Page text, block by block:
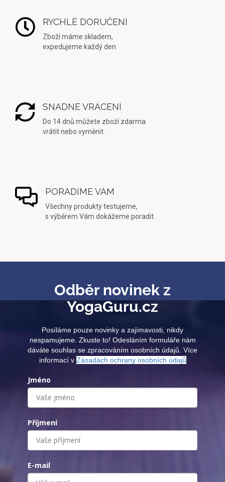
RYCHLÉ DORUČENÍ
Zboží máme skladem,
expedujeme každý den
SNADNÉ VRÁCENÍ
Do 14 dnů můžete zboží zdarma
vrátit nebo vyměnit.
PORADÍME VÁM
Všechny produkty testujeme,
s výběrem Vám dokážeme poradit.
Odběr novinek z
YogaGuru.cz
Posíláme pouze novinky a zajímavosti, nikdy
nespamujeme. Zkuste to! Odesláním formuláře nám
dáváte souhlas se zpracováním osobních údajů. Více
informací v Zásadách ochrany osobních údajů
Jméno
Příjmení
E-mail